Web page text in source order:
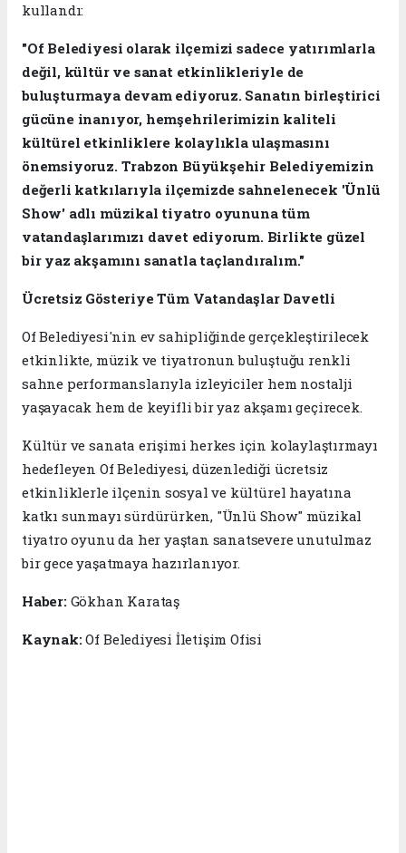
kullandı:
"Of Belediyesi olarak ilçemizi sadece yatırımlarla
değil, kültür ve sanat etkinlikleriyle de
buluşturmaya devam ediyoruz. Sanatın birleştirici
gücüne inanıyor, hemşehrilerimizin kaliteli
kültürel etkinliklere kolaylıkla ulaşmasını
önemsiyoruz. Trabzon Büyükşehir Belediyemizin
değerli katkılarıyla ilçemizde sahnelenecek 'Ünlü
Show' adlı müzikal tiyatro oyununa tüm
vatandaşlarımızı davet ediyorum. Birlikte güzel
bir yaz akşamını sanatla taçlandıralım."
Ücretsiz Gösteriye Tüm Vatandaşlar Davetli
Of Belediyesi'nin ev sahipliğinde gerçekleştirilecek
etkinlikte, müzik ve tiyatronun buluştuğu renkli
sahne performanslarıyla izleyiciler hem nostalji
yaşayacak hem de keyifli bir yaz akşamı geçirecek.
Kültür ve sanata erişimi herkes için kolaylaştırmayı
hedefleyen Of Belediyesi, düzenlediği ücretsiz
etkinliklerle ilçenin sosyal ve kültürel hayatına
katkı sunmayı sürdürürken, "Ünlü Show" müzikal
tiyatro oyunu da her yaştan sanatsevere unutulmaz
bir gece yaşatmaya hazırlanıyor.
Haber:Gökhan Karataş
Kaynak:Of Belediyesi İletişim Ofisi